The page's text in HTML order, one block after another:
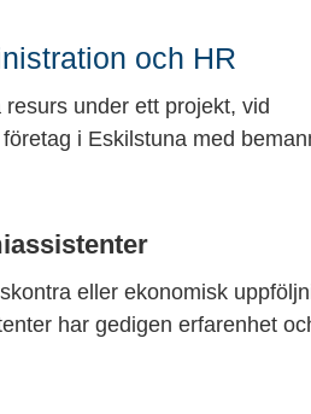
och HR
under ett projekt, vid
i Eskilstuna med
eller ekonomisk
har gedigen erfarenhet